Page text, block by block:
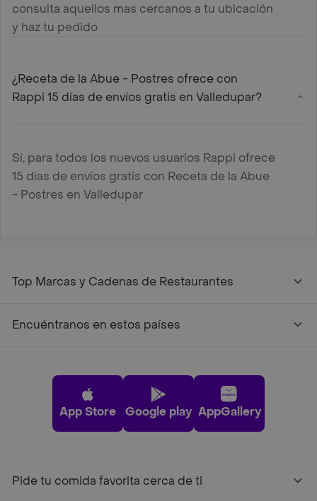
consulta aquellos mas cercanos a tu ubicación
y haz tu pedido
¿Receta de la Abue - Postres ofrece con
Rappi 15 días de envíos gratis en Valledupar?
Sí, para todos los nuevos usuarios Rappi ofrece
15 días de envíos gratis con Receta de la Abue
- Postres en Valledupar
Top Marcas y Cadenas de Restaurantes
Encuéntranos en estos países
App Store Google play AppGallery
Pide tu comida favorita cerca de ti